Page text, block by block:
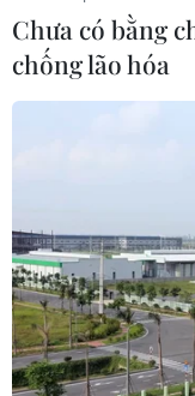
Quân đội Mỹ
Chưa có bằng
chống lão hóa